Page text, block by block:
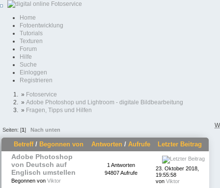
Home
Fotoentwicklung
Tutorials
Texturen
Forum
Hilfe
Suche
Einloggen
Registrieren
» Fotoservice
» Adobe Photoshop und Lightroom - digitale Bildbearbeitung
» Fragen, Tipps und Hilfen
Seiten: [1] Nach unten
Betreff/ Begonnen von Antworten / Aufrufe
Letzter Beitrag
Adobe Photoshop
von Deutsch auf
Englisch umstellen
Begonnen von Viktor
1 Antworten
94807 Aufrufe
23. Oktober 2018,
19:55:58
von Viktor